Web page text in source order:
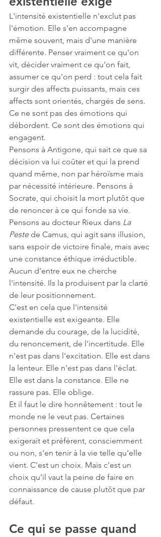
L'intensité existentielle n'exclut pas
l'émotion. Elle s'en accompagne
même souvent, mais d'une manière
différente. Penser vraiment ce qu'on
vit, décider vraiment ce qu'on fait,
assumer ce qu'on perd : tout cela fait
surgir des affects puissants, mais ces
affects sont orientés, chargés de sens.
Ce ne sont pas des émotions qui
débordent. Ce sont des émotions qui
engagent.
Pensons à Antigone, qui sait ce que sa
décision va lui coûter et qui la prend
quand même, non par héroïsme mais
par nécessité intérieure. Pensons à
Socrate, qui choisit la mort plutôt que
de renoncer à ce qui fonde sa vie.
Pensons au docteur Rieux dans La
Peste de Camus, qui agit sans illusion,
sans espoir de victoire finale, mais avec
une constance éthique irréductible.
Aucun d'entre eux ne cherche
l'intensité. Ils la produisent par la clarté
de leur positionnement.
C'est en cela que l'intensité
existentielle est exigeante. Elle
demande du courage, de la lucidité,
du renoncement, de l'incertitude. Elle
n'est pas dans l'excitation. Elle est dans
la lenteur. Elle n'est pas dans l'éclat.
Elle est dans la constance. Elle ne
rassure pas. Elle oblige.
Et il faut le dire honnêtement : tout le
monde ne le veut pas. Certaines
personnes pressentent ce que cela
exigerait et préfèrent, consciemment
ou non, s'en tenir à la vie telle qu'elle
vient. C'est un choix. Mais c'est un
choix qu'il vaut la peine de faire en
connaissance de cause plutôt que par
défaut.
Ce qui se passe quand